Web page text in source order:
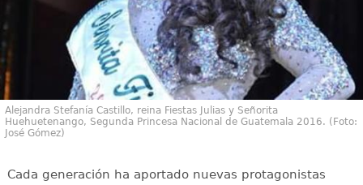
Alejandra Stefanía Castillo, reina Fiestas Julias y Señorita
Huehuetenango, Segunda Princesa Nacional de Guatemala 2016. (Foto:
José Gómez)
Cada generación ha aportado nuevas protagonistas